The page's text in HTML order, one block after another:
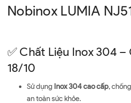
Nobinox LUMIA
✅ Chất Liệu Inox 304 –
18/10
Sử dụng Inox 304 cao cấp,
an toàn sức khỏe.